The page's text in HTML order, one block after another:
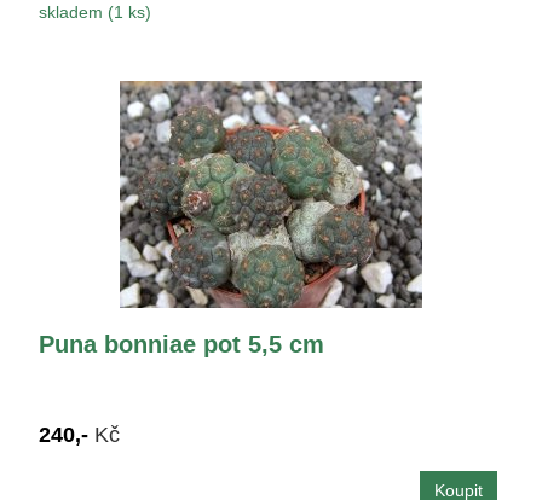
skladem (1 ks)
Puna bonniae pot 5,5 cm
240,- Kč